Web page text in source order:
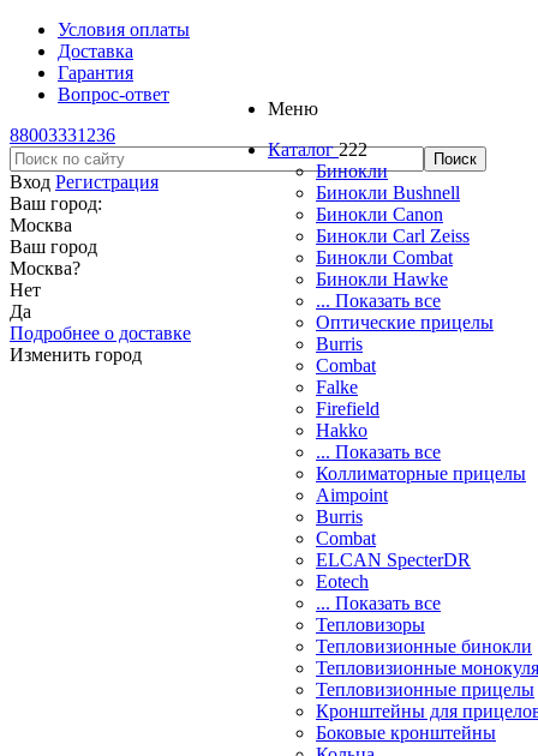
Условия оплаты
Доставка
Гарантия
Вопрос-ответ
88003331236
Вход Регистрация
Ваш город:
Москва
Ваш город
Москва?
Нет
Да
Подробнее о доставке
Изменить город
Меню
Каталог 222
Бинокли
Бинокли Bushnell
Бинокли Canon
Бинокли Carl Zeiss
Бинокли Combat
Бинокли Hawke
... Показать все
Оптические прицелы
Burris
Combat
Falke
Firefield
Hakko
... Показать все
Коллиматорные прицелы
Aimpoint
Burris
Combat
ELCAN SpecterDR
Eotech
... Показать все
Тепловизоры
Тепловизионные бинокли
Тепловизионные
Тепловизионные прицелы
Кронштейны для
Боковые кронштейны